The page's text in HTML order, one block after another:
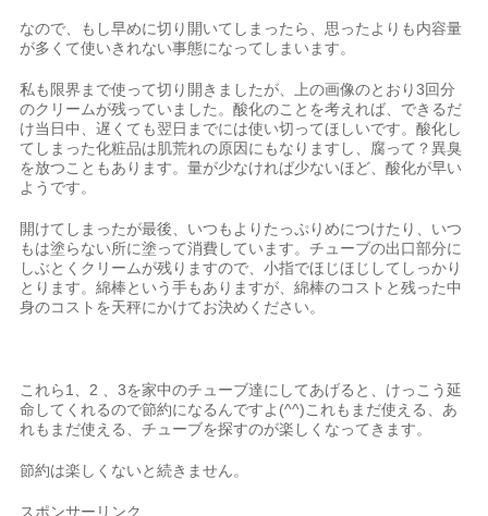
なので、もし早めに切り開いてしまったら、思ったよりも内容量
が多くて使いきれない事態になってしまいます。
私も限界まで使って切り開きましたが、上の画像のとおり3回分
のクリームが残っていました。酸化のことを考えれば、できるだ
け当日中、遅くても翌日までには使い切ってほしいです。酸化し
てしまった化粧品は肌荒れの原因にもなりますし、腐って？異臭
を放つこともあります。量が少なければ少ないほど、酸化が早い
ようです。
開けてしまったが最後、いつもよりたっぷりめにつけたり、いつ
もは塗らない所に塗って消費しています。チューブの出口部分に
しぶとくクリームが残りますので、小指でほじほじしてしっかり
とります。綿棒という手もありますが、綿棒のコストと残った中
身のコストを天秤にかけてお決めください。
これら1、2 、3を家中のチューブ達にしてあげると、けっこう延
命してくれるので節約になるんですよ(^^)これもまだ使える、あ
れもまだ使える、チューブを探すのが楽しくなってきます。
節約は楽しくないと続きません。
スポンサーリンク